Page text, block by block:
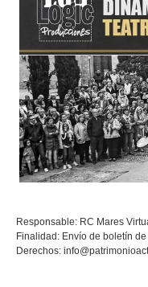
Responsable: RC Mares
Finalidad: Envío de boletín
Derechos: